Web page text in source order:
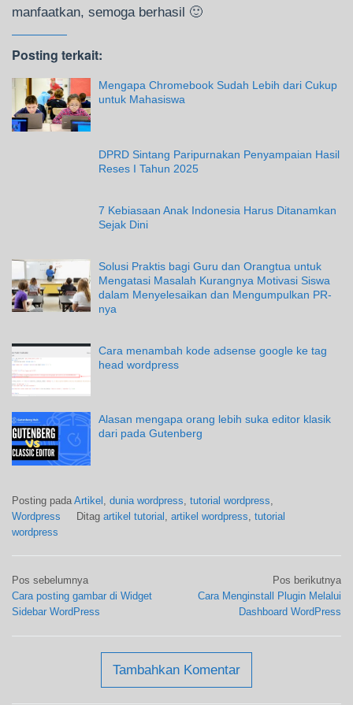
manfaatkan, semoga berhasil 🙂
Posting terkait:
Mengapa Chromebook Sudah Lebih dari Cukup
untuk Mahasiswa
DPRD Sintang Paripurnakan Penyampaian Hasil
Reses I Tahun 2025
7 Kebiasaan Anak Indonesia Harus Ditanamkan
Sejak Dini
Solusi Praktis bagi Guru dan Orangtua untuk
Mengatasi Masalah Kurangnya Motivasi Siswa
dalam Menyelesaikan dan Mengumpulkan PR-
nya
Cara menambah kode adsense google ke tag
head wordpress
Alasan mengapa orang lebih suka editor klasik
dari pada Gutenberg
Posting pada Artikel dunia wordpress tutorial wordpress
Wordpress
Ditag artikel tutorial artikel wordpress tutorial
wordpress
Navigasi
pos
Pos sebelumnya
Cara posting gambar di Widget
Sidebar WordPress
Pos berikutnya
Cara Menginstall Plugin Melalui
Dashboard WordPress
Tambahkan Komentar